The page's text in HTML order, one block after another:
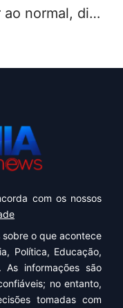
normal, diz
com os nossos
o que acontece
Política, Educação,
As informações são
no entanto,
tomadas com